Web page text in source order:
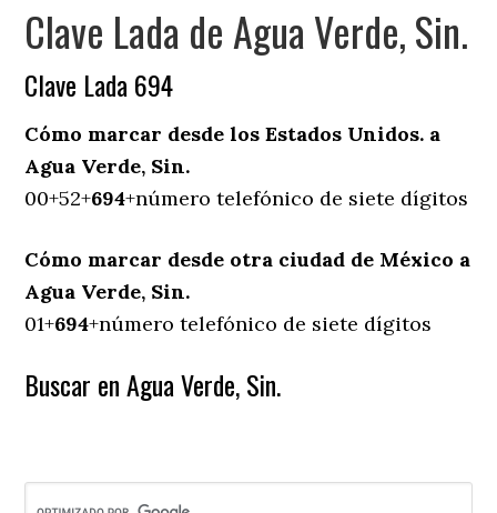
Clave Lada de Agua Verde, Sin.
Clave Lada 694
Cómo marcar desde los Estados Unidos. a
Agua Verde, Sin.
00+52+694+número telefónico de siete dígitos
Cómo marcar desde otra ciudad de México a
Agua Verde, Sin.
01+694+número telefónico de siete dígitos
Buscar en Agua Verde, Sin.